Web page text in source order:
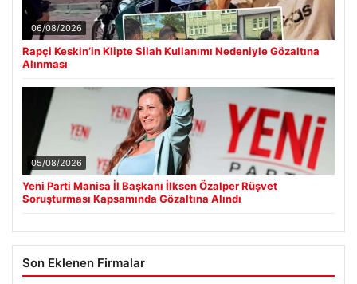
06/08/2026
Rapçi Keskin’in Klipte Silah Kullanımı Nedeniyle Gözaltına
Alınması
05/08/2026
Yeni Parti Manisa İl Başkanı İlksen Özalper Rüşvet
Soruşturması Kapsamında Gözaltına Alındı
Son Eklenen Firmalar